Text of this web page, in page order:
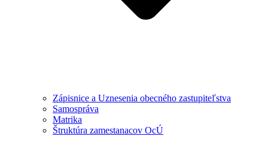
Zápisnice a Uznesenia obecného zastupiteľstva
Samospráva
Matrika
Štruktúra zamestanacov OcÚ